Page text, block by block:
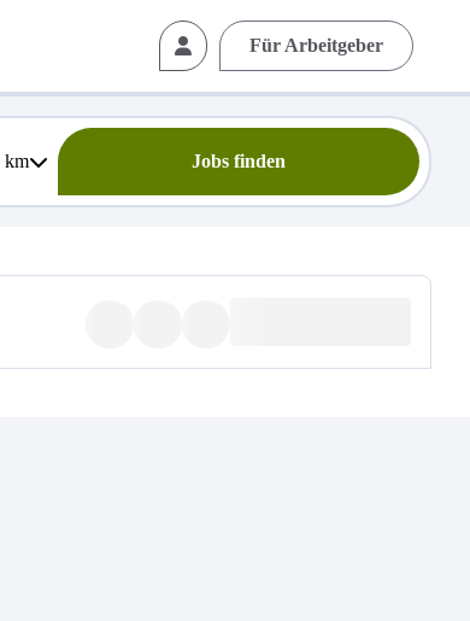
Für Arbeitgeber
km Jobs finden